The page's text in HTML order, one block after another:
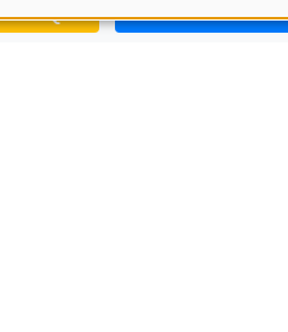
PUBLIC ECONOMICS